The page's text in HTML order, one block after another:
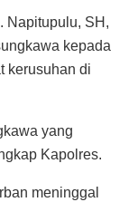
Napitupulu, SH,
kepada
kerusuhan di
yang
Kapolres.
meninggal